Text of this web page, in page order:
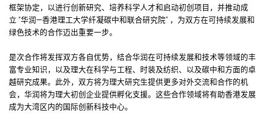
框架协定，以进行创新研究、培养科学人才和启动初创项目，并推动成
立 “华润—香港理工大学纤凝碳中和联合研究院” ，为双方在可持续发展和
绿色技术的合作迈出重要一步。
是次合作将发挥双方各自优势，结合华润在可持续发展和技术等领域的丰
富专业知识，以及理大在科学与工程、时装及纺织、以及碳中和方面的卓
越研究成果。此外，双方将为理大研究生提供更多对外交流和合作的机
会，华润将为理大初创企业提供孵化支援。这些合作领域将有助香港发展
成为大湾区内的国际创新科技中心。